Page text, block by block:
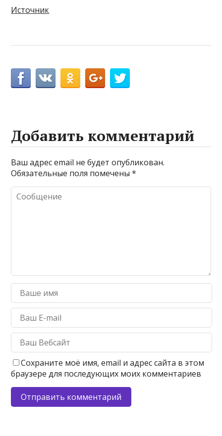
Источник
Добавить комментарий
Ваш адрес email не будет опубликован.
Обязательные поля помечены*
Сохраните моё имя, email и адрес сайта в этом
браузере для последующих моих комментариев